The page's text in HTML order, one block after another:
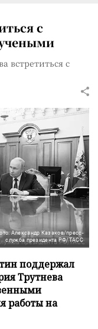
с
встретиться с
Александр Казаков/пресс-
служба президента РФ/ТАСС
поддержал
Трутнева
работы на